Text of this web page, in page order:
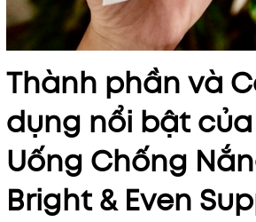
Thành phần và
dụng nổi bật
Uống Chống
Bright & Even